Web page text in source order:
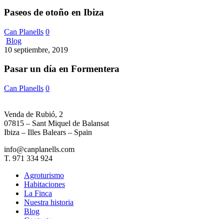
en
Paseos de otoño en Ibiza
Can Planells 0
BlogPasar
un
en
10 septiembre, 2019
Pasar un día en Formentera
Can Planells 0
Venda de Rubió, 2
07815 – Sant Miquel de Balansat
Ibiza – Illes Balears – Spain
info@canplanells.com
T. 971 334 924
Agroturismo
Habitaciones
La Finca
Nuestra historia
Blog